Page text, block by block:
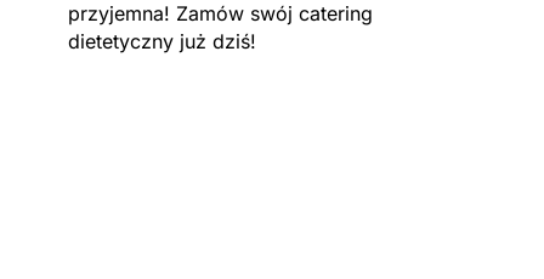
przyjemna! Zamów swój catering
dietetyczny już dziś!